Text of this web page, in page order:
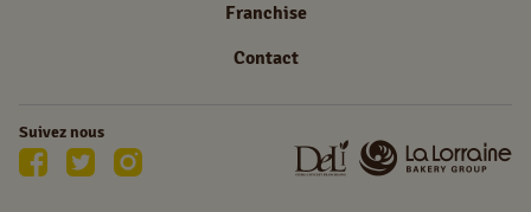
Suivez nous
Franchise
Contact